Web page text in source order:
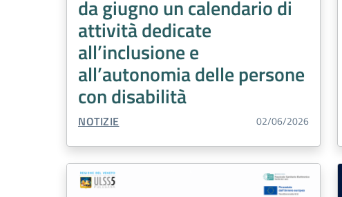
da giugno un calendario di
attività dedicate
all’inclusione e
all’autonomia delle persone
con disabilità
TIPO CONTENUTO:
NOTIZIE 02/06/2026